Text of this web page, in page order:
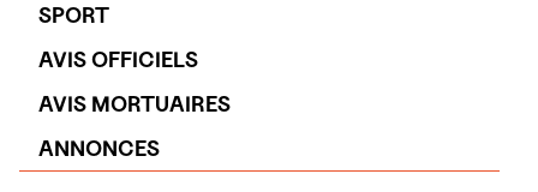
SPORT
AVIS OFFICIELS
AVIS MORTUAIRES
ANNONCES